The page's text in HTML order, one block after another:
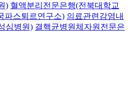
) 혈액분리전문은행(전북대학교
파스퇴르연구소) 의료관련감염내
심병원) 결핵균병원체자원전문은